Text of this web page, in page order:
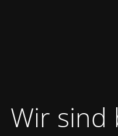
Wir sind